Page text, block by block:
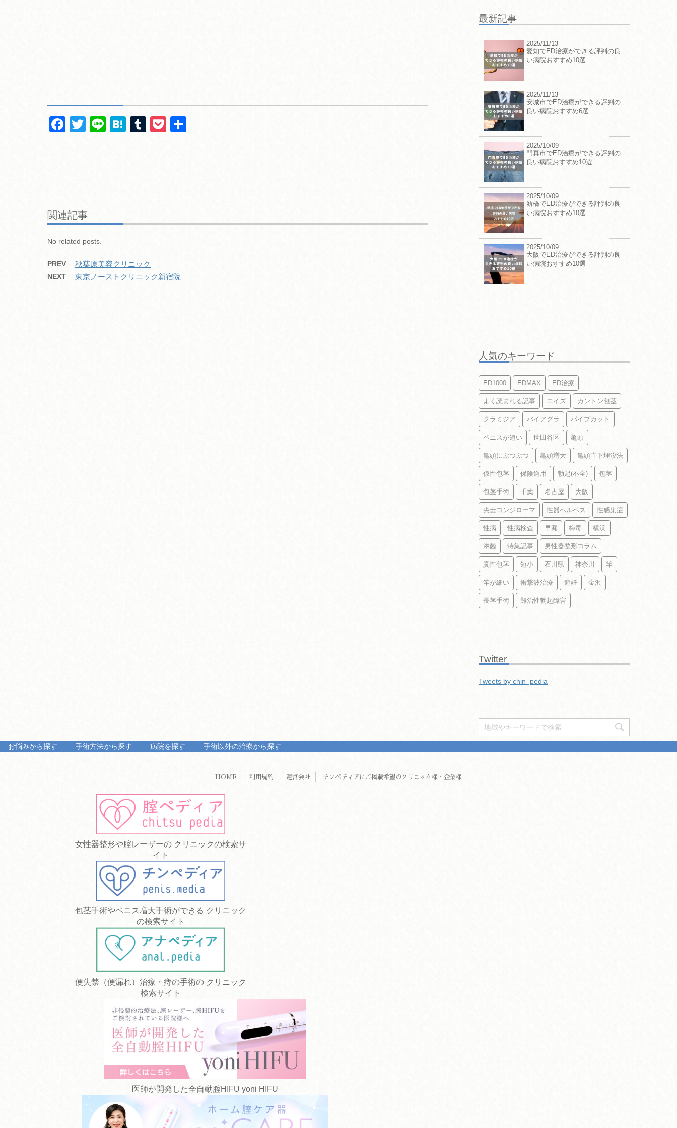
F
o
o
k
T
Li
H
T
P
関連記事
No related posts.
PREV 秋葉原美容クリニック
NEXT 東京ノーストクリニック新宿院
最新記事
2025/11/13
愛知でED治療ができる評判の良
い病院おすすめ10選
2025/11/13
安城市でED治療ができる評判の
良い病院おすすめ6選
2025/10/09
門真市でED治療ができる評判の
良い病院おすすめ10選
2025/10/09
新橋でED治療ができる評判の良
い病院おすすめ10選
2025/10/09
大阪でED治療ができる評判の良
い病院おすすめ10選
人気のキーワード
ED1000 EDMAX ED治療
よく読まれる記事 エイズ カントン包茎
クラミジア バイアグラ パイプカット
ペニスが短い 世田谷区 亀頭
亀頭にぶつぶつ 亀頭増大 亀頭直下埋没法
仮性包茎 保険適用 勃起(不全) 包茎
包茎手術 千葉 名古屋 大阪
尖圭コンジローマ 性器ヘルペス 性感染症
性病 性病検査 早漏 梅毒 横浜
淋菌 特集記事 男性器整形コラム
真性包茎 短小 石川県 神奈川 竿
竿が細い 衝撃波治療 避妊 金沢
長茎手術 難治性勃起障害
Twitter
Tweets by chin_pedia
お悩みから探す 手術方法から探す 病院を探す 手術以外の治療から探す
HOME 利用規約 運営会社 チンペディアにご掲載希望のクリニック様・企業様
女性器整形や腟レーザーの クリニックの検索サ
イト
包茎手術やペニス増大手術ができる クリニック
の検索サイト
便失禁（便漏れ）治療・痔の手術の クリニック
検索サイト
医師が開発した全自動腟HIFU yoni HIFU